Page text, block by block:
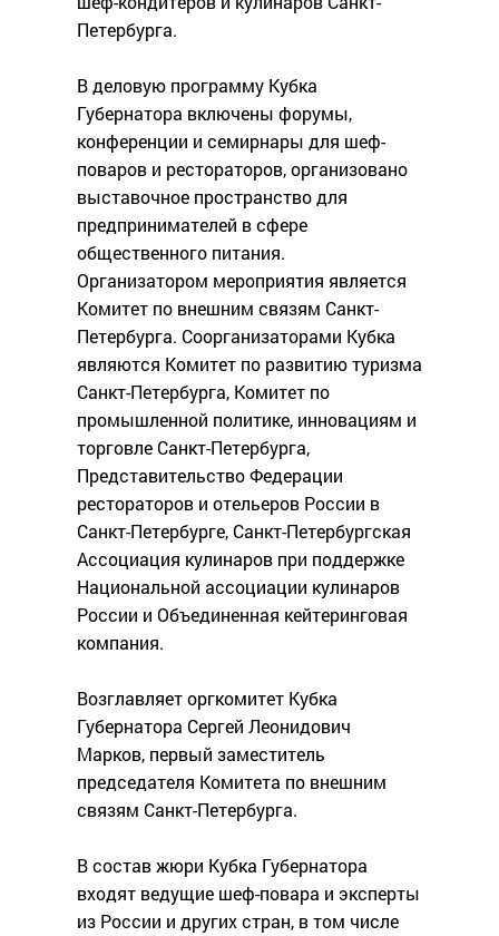
Петербурга.
В деловую программу Кубка
Губернатора включены форумы,
конференции и семирнары для шеф-
поваров и рестораторов, организовано
выставочное пространство для
предпринимателей в сфере
общественного питания.
Организатором мероприятия является
Комитет по внешним связям Санкт-
Петербурга. Соорганизаторами Кубка
являются Комитет по развитию туризма
Санкт-Петербурга, Комитет по
промышленной политике, инновациям и
торговле Санкт-Петербурга,
Представительство Федерации
рестораторов и отельеров России в
Санкт-Петербурге, Санкт-Петербургская
Ассоциация кулинаров при поддержке
Национальной ассоциации кулинаров
России и Объединенная кейтеринговая
компания.
Возглавляет оргкомитет Кубка
Губернатора Сергей Леонидович
Марков, первый заместитель
председателя Комитета по внешним
связям Санкт-Петербурга.
В состав жюри Кубка Губернатора
входят ведущие шеф-повара и эксперты
из России и других стран, в том числе